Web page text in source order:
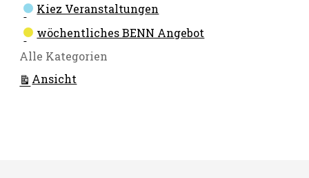
Kiez Veranstaltungen
wöchentliches BENN Angebot
Alle Kategorien
Ansicht